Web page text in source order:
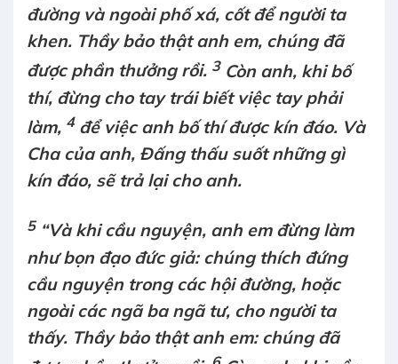
đường và ngoài phố xá, cốt để người ta
khen. Thầy bảo thật anh em, chúng đã
được phần thưởng rồi. 3Còn anh, khi bố
thí, đừng cho tay trái biết việc tay phải
làm, 4để việc anh bố thí được kín đáo. Và
Cha của anh, Đấng thấu suốt những gì
kín đáo, sẽ trả lại cho anh.
5“Và khi cầu nguyện, anh em đừng làm
như bọn đạo đức giả: chúng thích đứng
cầu nguyện trong các hội đường, hoặc
ngoài các ngã ba ngã tư, cho người ta
thấy. Thầy bảo thật anh em: chúng đã